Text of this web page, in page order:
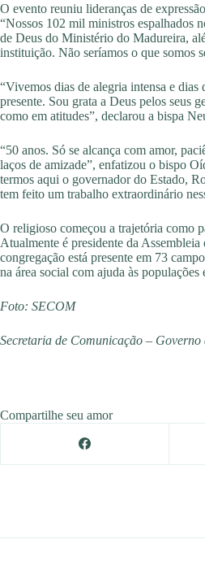
O evento reuniu lideranças de
“Nossos 102 mil ministros espalhados
de Deus do Ministério do Madureira,
instituição. Não seríamos o que somos
“Vivemos dias de alegria intensa e
presente. Sou grata a Deus pelos seus
como em atitudes”, declarou a bispa
“50 anos. Só se alcança com amor,
laços de amizade”, enfatizou o bispo
termos aqui o governador do Estado,
tem feito um trabalho extraordinário
O religioso começou a trajetória como
Atualmente é presidente da
congregação está presente em 73
na área social com ajuda às
Foto: SECOM
Secretaria de Comunicação – Governo
Compartilhe seu amor